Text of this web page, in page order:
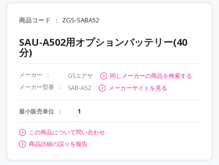
商品コード ZGS-SABA52
SAU-A502用オプションバッテリー(40
分)
メーカー GSユアサ
同じメーカーの商品を検索する
メーカー型番
SAB-A52 メーカーサイトを見る
最小販売単位 1
この商品について問い合わせ
商品詳細の誤りを報告